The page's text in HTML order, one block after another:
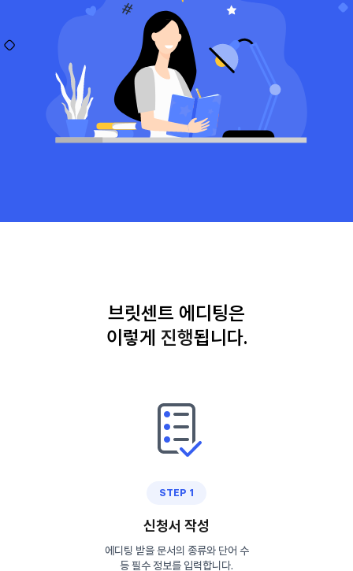
브릿센트 에디팅은
이렇게 진행됩니다.
STEP 1
신청서 작성
에디팅 받을 문서의 종류와 단어 수
등 필수 정보를 입력합니다.